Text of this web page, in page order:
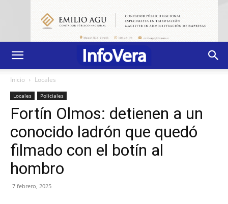
Inicio Locales
Locales Policiales
Fortín Olmos: detienen a un
conocido ladrón que quedó
filmado con el botín al
hombro
7 febrero, 2025